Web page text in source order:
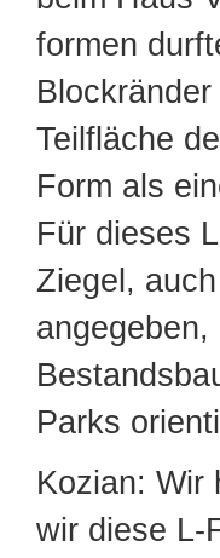
formen
Teilfläche
Form als
Für dieses
Ziegel,
Parks
Kozian: Wir
wir diese L-